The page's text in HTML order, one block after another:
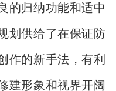
的归纳功能和适中
划供给了在保证防
作的新手法，有利
建形象和视界开阔